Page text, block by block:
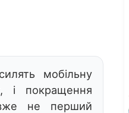
мобільну
і покращення
не перший